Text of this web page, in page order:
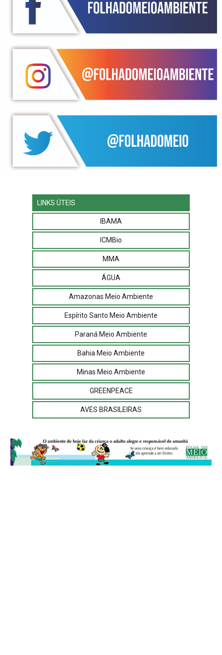
LINKS ÚTEIS
IBAMA
ICMBio
MMA
ÁGUA
Amazonas Meio Ambiente
Espírito Santo Meio Ambiente
Paraná Meio Ambiente
Bahia Meio Ambiente
Minas Meio Ambiente
GREENPEACE
AVES BRASILEIRAS